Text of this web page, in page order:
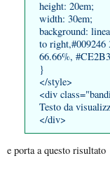
height: 20em;
width: 30em;
background:
to right,#009246
66.66%,
}
</style>
<div
Testo da
</div>
e porta a questo risultato